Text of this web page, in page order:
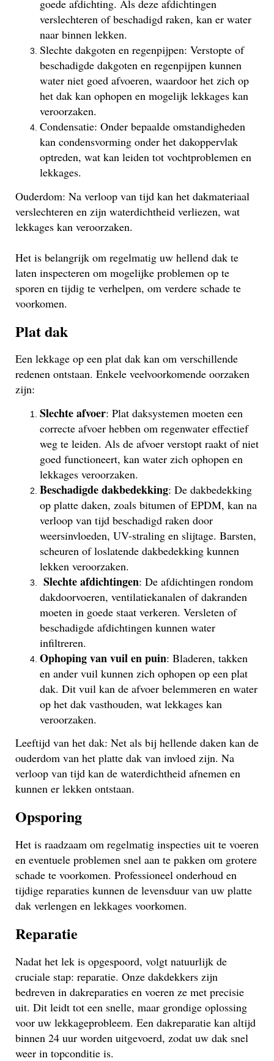
goede afdichting. Als deze afdichtingen
verslechteren of beschadigd raken, kan er water
naar binnen lekken.
Slechte dakgoten en regenpijpen: Verstopte of
beschadigde dakgoten en regenpijpen kunnen
water niet goed afvoeren, waardoor het zich op
het dak kan ophopen en mogelijk lekkages kan
veroorzaken.
Condensatie: Onder bepaalde omstandigheden
kan condensvorming onder het dakoppervlak
optreden, wat kan leiden tot vochtproblemen en
lekkages.
Ouderdom: Na verloop van tijd kan het dakmateriaal
verslechteren en zijn waterdichtheid verliezen, wat
lekkages kan veroorzaken.
Het is belangrijk om regelmatig uw hellend dak te
laten inspecteren om mogelijke problemen op te
sporen en tijdig te verhelpen, om verdere schade te
voorkomen.
Plat dak
Een lekkage op een plat dak kan om verschillende
redenen ontstaan. Enkele veelvoorkomende oorzaken
zijn:
Slechte afvoer: Plat daksystemen moeten een
correcte afvoer hebben om regenwater effectief
weg te leiden. Als de afvoer verstopt raakt of niet
goed functioneert, kan water zich ophopen en
lekkages veroorzaken.
Beschadigde dakbedekking: De dakbedekking
op platte daken, zoals bitumen of EPDM, kan na
verloop van tijd beschadigd raken door
weersinvloeden, UV-straling en slijtage. Barsten,
scheuren of loslatende dakbedekking kunnen
lekken veroorzaken.
Slechte afdichtingen: De afdichtingen rondom
dakdoorvoeren, ventilatiekanalen of dakranden
moeten in goede staat verkeren. Versleten of
beschadigde afdichtingen kunnen water
infiltreren.
Ophoping van vuil en puin: Bladeren, takken
en ander vuil kunnen zich ophopen op een plat
dak. Dit vuil kan de afvoer belemmeren en water
op het dak vasthouden, wat lekkages kan
veroorzaken.
Leeftijd van het dak: Net als bij hellende daken kan de
ouderdom van het platte dak van invloed zijn. Na
verloop van tijd kan de waterdichtheid afnemen en
kunnen er lekken ontstaan.
Opsporing
Het is raadzaam om regelmatig inspecties uit te voeren
en eventuele problemen snel aan te pakken om grotere
schade te voorkomen. Professioneel onderhoud en
tijdige reparaties kunnen de levensduur van uw platte
dak verlengen en lekkages voorkomen.
Reparatie
Nadat het lek is opgespoord, volgt natuurlijk de
cruciale stap: reparatie. Onze dakdekkers zijn
bedreven in dakreparaties en voeren ze met precisie
uit. Dit leidt tot een snelle, maar grondige oplossing
voor uw lekkageprobleem. Een dakreparatie kan altijd
binnen 24 uur worden uitgevoerd, zodat uw dak snel
weer in topconditie is.